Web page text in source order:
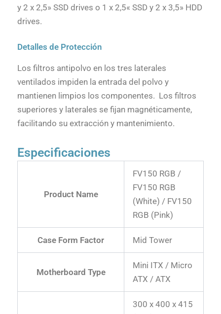
y 2 x 2,5» SSD drives o 1 x 2,5« SSD y 2 x 3,5» HDD
drives.
Detalles de Protección
Los filtros antipolvo en los tres laterales
ventilados impiden la entrada del polvo y
mantienen limpios los componentes. Los filtros
superiores y laterales se fijan magnéticamente,
facilitando su extracción y mantenimiento.
Especificaciones
Product Name
FV150 RGB /
FV150 RGB
(White) / FV150
RGB (Pink)
Case Form Factor Mid Tower
Motherboard Type
Mini ITX / Micro
ATX / ATX
300 x 400 x 415